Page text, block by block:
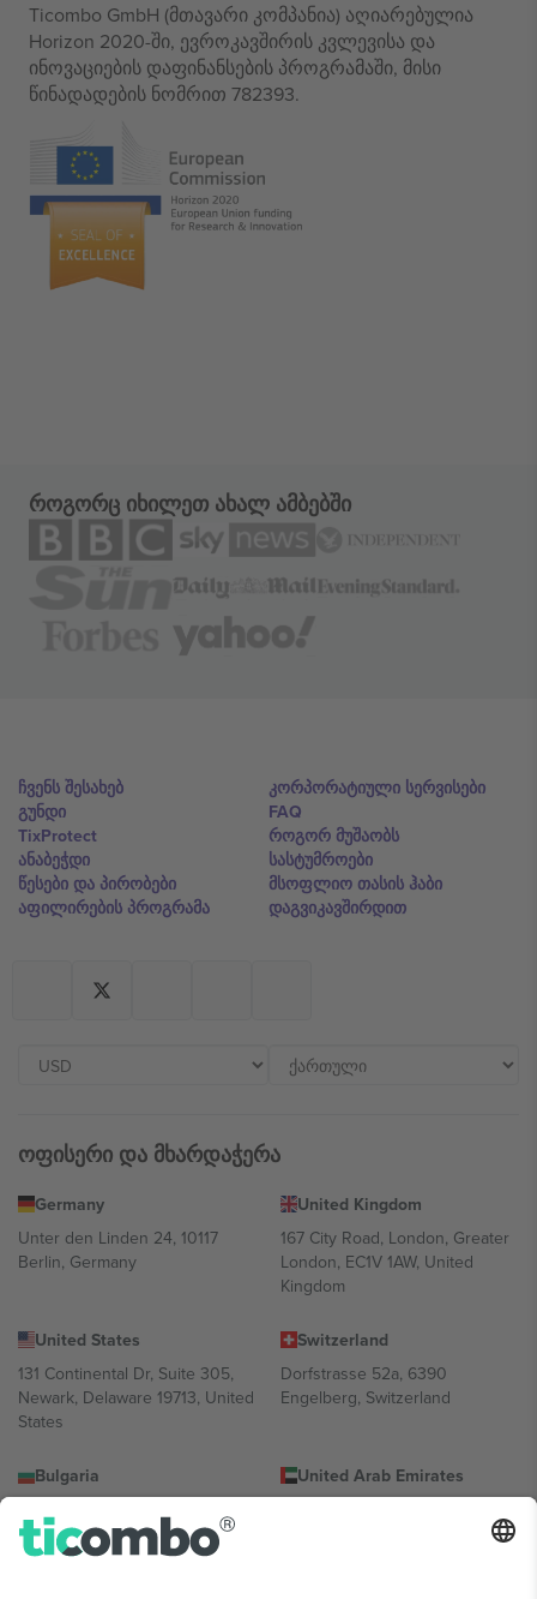
Ticombo GmbH (მთავარი კომპანია) აღიარებულია
Horizon 2020-ში, ევროკავშირის კვლევისა და
ინოვაციების დაფინანსების პროგრამაში, მისი
წინადადების ნომრით 782393.
როგორც იხილეთ ახალ ამბებში
ჩვენს შესახებ
გუნდი
TixProtect
ანაბეჭდი
წესები და პირობები
აფილირების პროგრამა
კორპორატიული სერვისები
FAQ
როგორ მუშაობს
სასტუმროები
მსოფლიო თასის ჰაბი
დაგვიკავშირდით
ოფისერი და მხარდაჭერა
Germany
Unter den Linden 24, 10117
Berlin, Germany
United Kingdom
167 City Road, London, Greater
London, EC1V 1AW, United
Kingdom
United States
131 Continental Dr, Suite 305,
Newark, Delaware 19713, United
States
Switzerland
Dorfstrasse 52a, 6390
Engelberg, Switzerland
Bulgaria
Totleben 53-55, 1606 Sofia,
Bulgaria
United Arab Emirates
Building A1, Office 302, Dubai,